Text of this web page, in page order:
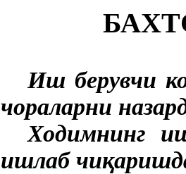
Иш берувчи
чораларни
Ходимнинг
ишлаб чиқ